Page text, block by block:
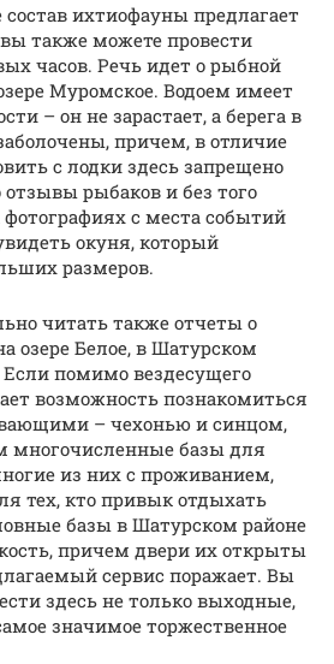
ихтиофауны предлагает
также можете провести
часов. Речь идет о рыбной
Муромское. Водоем имеет
– он не зарастает, а берега в
причем, в отличие
с лодки здесь запрещено
отзывы рыбаков и без того
с места событий
окуня, который
размеров.
читать также отчеты о
озере Белое, в Шатурском
помимо вездесущего
возможность познакомиться
– чехонью и синцом,
многочисленные базы для
из них с проживанием,
тех, кто привык отдыхать
базы в Шатурском районе
причем двери их открыты
сервис поражает. Вы
здесь не только выходные,
значимое торжественное